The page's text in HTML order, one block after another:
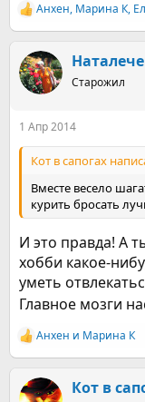
Р
е
к
ц
и
Анхен, Марина К,
Старожил
1 Апр 2014
Кот в сапогах
Вместе весело
курить бросать
И это правда! А
хобби какое-
уметь
Главное мозги
Р
е
к
Анхен и Марина К
Кот в